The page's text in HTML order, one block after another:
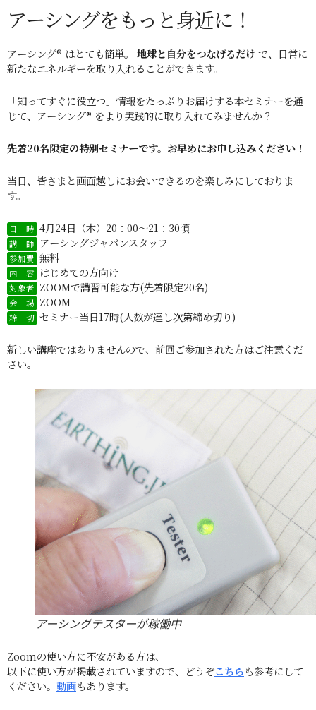
アーシングをもっと身近に！
アーシング® はとても簡単。 地球と自分をつなげるだけで、日常に
新たなエネルギーを取り入れることができます。
「知ってすぐに役立つ」情報をたっぷりお届けする本セミナーを通
じて、アーシング® をより実践的に取り入れてみませんか？
先着20名限定の特別セミナーです。お早めにお申し込みください！
当日、皆さまと画面越しにお会いできるのを楽しみにしておりま
す。
日 時 4月24日（木）20：00～21：30頃
講 師 アーシングジャパンスタッフ
参加費 無料
内 容 はじめての方向け
対象者 ZOOMで講習可能な方(先着限定20名)
会 場 ZOOM
締 切 セミナー当日17時(人数が達し次第締め切り)
新しい講座ではありませんので、前回ご参加された方はご注意くだ
さい。
アーシングテスターが稼働中
Zoomの使い方に不安がある方は、
以下に使い方が掲載されていますので、どうぞこちらも参考にして
ください。 動画もあります。